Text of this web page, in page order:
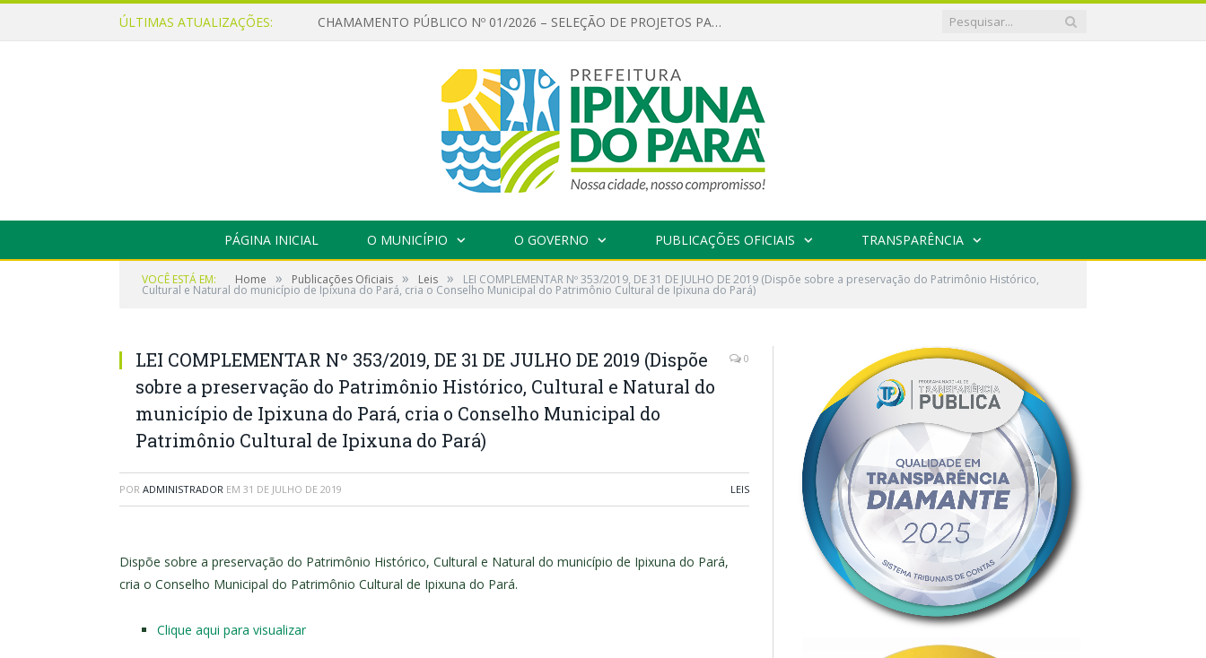
ÚLTIMAS ATUALIZAÇÕES: CHAMAMENTO PÚBLICO Nº 01/2026 – SELEÇÃO DE PROJETOS PARA FIRMAR TERMO DE EXECUÇÃO CULTURAL COM RECURSOS DA POLÍTICA NACIONAL ALDIR BLANC DE FOMENTO À CULTURA – PNAB (LEI Nº 14.399/2022)
PÁGINA INICIAL O MUNICÍPIO O GOVERNO PUBLICAÇÕES OFICIAIS TRANSPARÊNCIA
VOCÊ ESTÁ EM: Home » Publicações Oficiais » Leis » LEI COMPLEMENTAR Nº 353/2019, DE 31 DE JULHO DE 2019 (Dispõe sobre a preservação do Patrimônio Histórico,
Cultural e Natural do município de Ipixuna do Pará, cria o Conselho Municipal do Patrimônio Cultural de Ipixuna do Pará)
LEI COMPLEMENTAR Nº 353/2019, DE 31 DE JULHO DE 2019 (Dispõe
sobre a preservação do Patrimônio Histórico, Cultural e Natural do
município de Ipixuna do Pará, cria o Conselho Municipal do
Patrimônio Cultural de Ipixuna do Pará)
0
POR ADMINISTRADOR EM 31 DE JULHO DE 2019 LEIS
Dispõe sobre a preservação do Patrimônio Histórico, Cultural e Natural do município de Ipixuna do Pará,
cria o Conselho Municipal do Patrimônio Cultural de Ipixuna do Pará.
Clique aqui para visualizar